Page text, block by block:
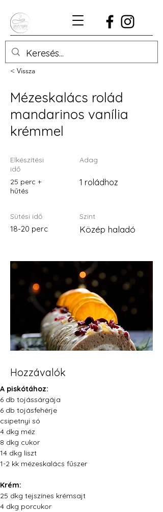
< Vissza
Mézeskalács rolád
mandarinos vanília
krémmel
Elkészítési
idő
25 perc +
hűtés
Sütési idő
18-20 perc
Adag
1 roládhoz
Szint
Közép haladó
Hozzávalók
A piskótához:
6 db tojássárgája
6 db tojásfehérje
csipetnyi só
4 dkg méz
8 dkg cukor
14 dkg liszt
1-2 kk mézeskalács fűszer
Krém:
25 dkg tejszínes krémsajt
4 dkg porcukor